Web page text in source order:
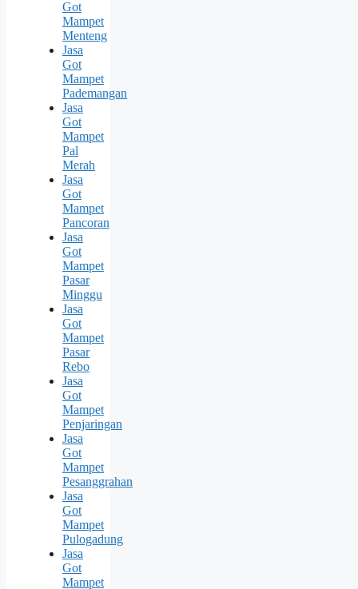
Got
Mampet
Menteng
Jasa
Got
Mampet
Pademangan
Jasa
Got
Mampet
Pal
Merah
Jasa
Got
Mampet
Pancoran
Jasa
Got
Mampet
Pasar
Minggu
Jasa
Got
Mampet
Pasar
Rebo
Jasa
Got
Mampet
Penjaringan
Jasa
Got
Mampet
Pesanggrahan
Jasa
Got
Mampet
Pulogadung
Jasa
Got
Mampet